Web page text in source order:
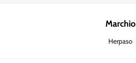
Marchio
Herpaso